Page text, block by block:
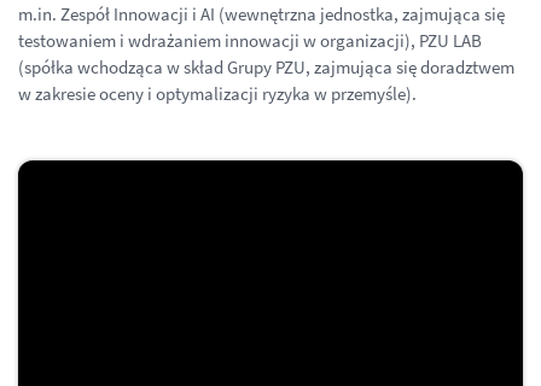
m.in. Zespół Innowacji i AI (wewnętrzna jednostka, zajmująca się
testowaniem i wdrażaniem innowacji w organizacji), PZU LAB
(spółka wchodząca w skład Grupy PZU, zajmująca się doradztwem
w zakresie oceny i optymalizacji ryzyka w przemyśle).